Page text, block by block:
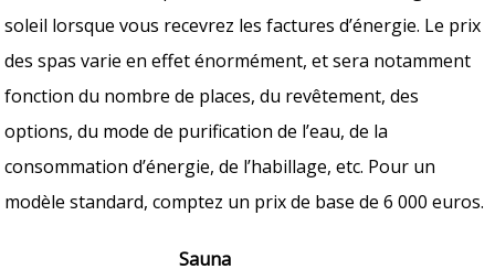
soleil lorsque vous recevrez les factures d’énergie. Le prix
des spas varie en effet énormément, et sera notamment
fonction du nombre de places, du revêtement, des
options, du mode de purification de l’eau, de la
consommation d’énergie, de l’habillage, etc. Pour un
modèle standard, comptez un prix de base de 6 000 euros.
Sauna